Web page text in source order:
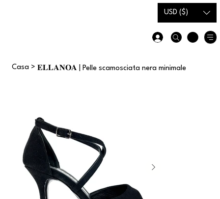
USD ($)
Casa > 𝐄𝐋𝐋𝐀𝐍𝐎𝐀 | Pelle scamosciata nera minimale